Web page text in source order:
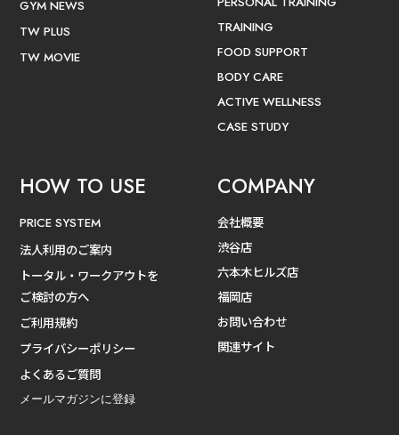
GYM NEWS
TW PLUS
TW MOVIE
TRAINING
FOOD SUPPORT
BODY CARE
ACTIVE WELLNESS
CASE STUDY
HOW TO USE
PRICE SYSTEM
法人利用のご案内
トータル・ワークアウトを
ご検討の方へ
ご利用規約
プライバシーポリシー
よくあるご質問
メールマガジンに登録
COMPANY
会社概要
渋谷店
六本木ヒルズ店
福岡店
お問い合わせ
関連サイト